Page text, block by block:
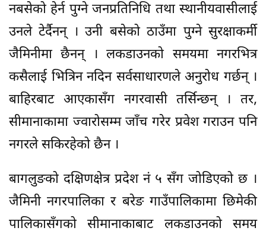
नबसेको हेर्न पुग्ने जनप्रतिनिधि तथा स्थानीयवासीलाई
उनले टेर्दैनन् । उनी बसेको ठाउँमा पुग्ने सुरक्षाकर्मी
जैमिनीमा छैनन् । लकडाउनको समयमा नगरभित्र
कसैलाई भित्रिन नदिन सर्वसाधारणले अनुरोध गर्छन् ।
बाहिरबाट आएकासँग नगरवासी तर्सिन्छन् । तर,
सीमानाकामा ज्वारोसम्म जाँच गरेर प्रवेश गराउन पनि
नगरले सकिरहेको छैन ।
बागलुङको दक्षिणक्षेत्र प्रदेश नं ५ सँग जोडिएको छ ।
जैमिनी नगरपालिका र बरेङ गाउँपालिकामा छिमेकी
पालिकासँगको सीमानाकाबाट लकडाउनको समय